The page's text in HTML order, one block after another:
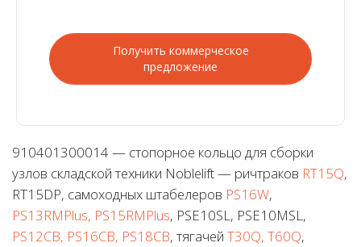
Получить коммерческое
предложение
910401300014 — стопорное кольцо для сборки
узлов складской техники Noblelift — ричтраков RT15Q,
RT15DP, самоходных штабелеров PS16W,
PS13RMPlus, PS15RMPlus, PSE10SL, PSE10MSL,
PS12CB, PS16CB, PS18CB, тягачей T30Q, T60Q,